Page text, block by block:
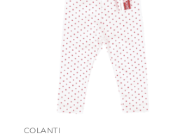
COLANTI